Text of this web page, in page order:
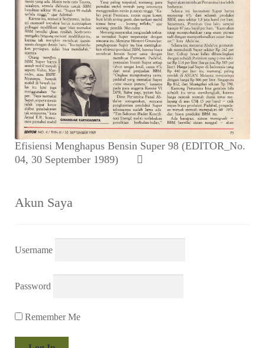
Efisiensi Menghapus Bensin Super 98 (EDITOR_No.
04, 30 September 1989)
Akun Saya
Username
Password
Remember Me